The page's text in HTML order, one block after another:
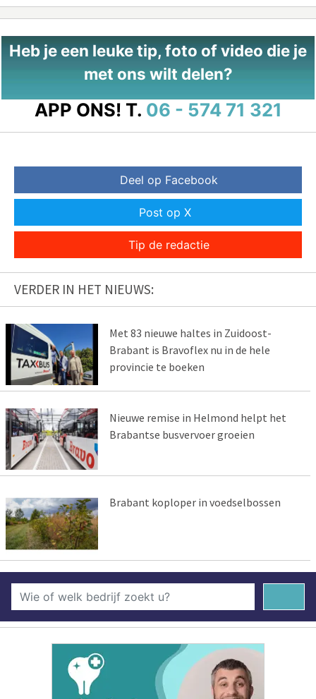
Heb je een leuke tip, foto of video die je
met ons wilt delen?
APP ONS! T. 06 - 574 71 321
Deel op Facebook
Post op X
Tip de redactie
VERDER IN HET NIEUWS:
Met 83 nieuwe haltes in Zuidoost-
Brabant is Bravoflex nu in de hele
provincie te boeken
Nieuwe remise in Helmond helpt het
Brabantse busvervoer groeien
Brabant koploper in voedselbossen